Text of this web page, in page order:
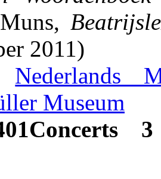
2011)
Nederlands
Museum